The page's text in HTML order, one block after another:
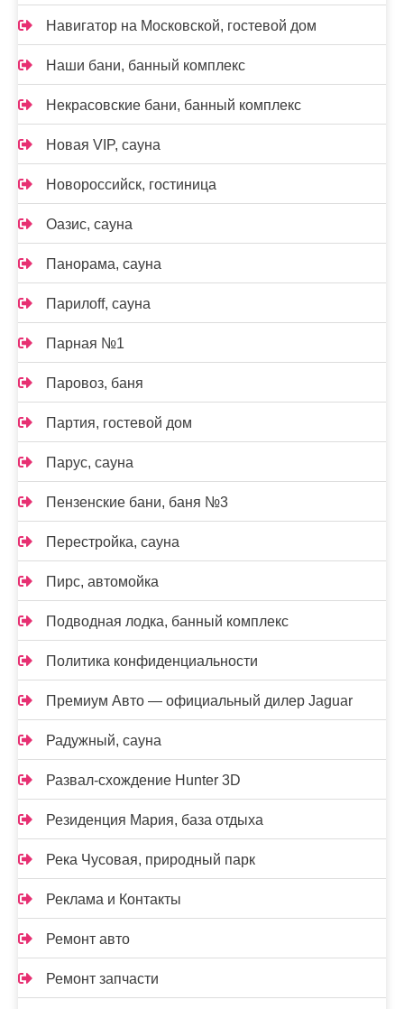
Навигатор на Московской, гостевой дом
Наши бани, банный комплекс
Некрасовские бани, банный комплекс
Новая VIP, сауна
Новороссийск, гостиница
Оазис, сауна
Панорама, сауна
Парилоff, сауна
Парная №1
Паровоз, баня
Партия, гостевой дом
Парус, сауна
Пензенские бани, баня №3
Перестройка, сауна
Пирс, автомойка
Подводная лодка, банный комплекс
Политика конфиденциальности
Премиум Авто — официальный дилер Jaguar
Радужный, сауна
Развал-схождение Hunter 3D
Резиденция Мария, база отдыха
Река Чусовая, природный парк
Реклама и Контакты
Ремонт авто
Ремонт запчасти